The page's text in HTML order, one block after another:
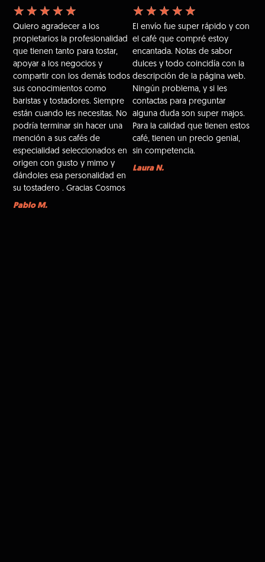
★ ★ ★ ★ ★
Quiero agradecer a los
propietarios la profesionalidad
que tienen tanto para tostar,
apoyar a los negocios y
compartir con los demás todos
sus conocimientos como
baristas y tostadores. Siempre
están cuando les necesitas. No
podría terminar sin hacer una
mención a sus cafés de
especialidad seleccionados en
origen con gusto y mimo y
dándoles esa personalidad en
su tostadero . Gracias Cosmos
Pablo M.
★ ★ ★ ★ ★
El envío fue super rápido y con
el café que compré estoy
encantada. Notas de sabor
dulces y todo coincidía con la
descripción de la página web.
Ningún problema, y si les
contactas para preguntar
alguna duda son super majos.
Para la calidad que tienen estos
café, tienen un precio genial,
sin competencia.
Laura N.